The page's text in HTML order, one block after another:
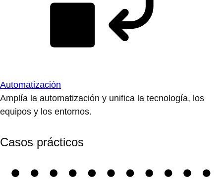
Automatización
Amplía la automatización y unifica la tecnología, los
equipos y los entornos.
Casos prácticos